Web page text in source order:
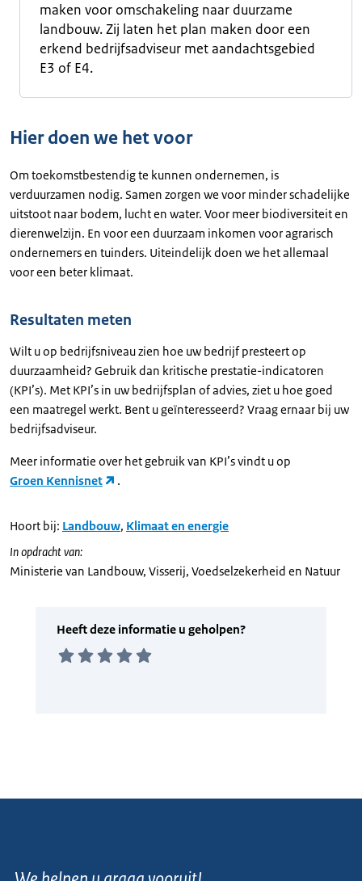
maken voor omschakeling naar duurzame
landbouw. Zij laten het plan maken door een
erkend bedrijfsadviseur met aandachtsgebied
E3 of E4.
Hier doen we het voor
Om toekomstbestendig te kunnen ondernemen, is
verduurzamen nodig. Samen zorgen we voor minder schadelijke
uitstoot naar bodem, lucht en water. Voor meer biodiversiteit en
dierenwelzijn. En voor een duurzaam inkomen voor agrarisch
ondernemers en tuinders. Uiteindelijk doen we het allemaal
voor een beter klimaat.
Resultaten meten
Wilt u op bedrijfsniveau zien hoe uw bedrijf presteert op
duurzaamheid? Gebruik dan kritische prestatie-indicatoren
(KPI’s). Met KPI’s in uw bedrijfsplan of advies, ziet u hoe goed
een maatregel werkt. Bent u geïnteresseerd? Vraag ernaar bij uw
bedrijfsadviseur.
Meer informatie over het gebruik van KPI’s vindt u op
Groen Kennisnet
.
Hoort bij: Landbouw, Klimaat en energie
In opdracht van:
Ministerie van Landbouw, Visserij, Voedselzekerheid en Natuur